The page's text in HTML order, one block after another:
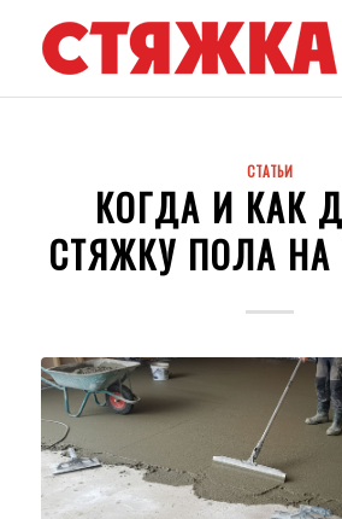
СТАТЬИ
КОГДА И КАК
СТЯЖКУ ПОЛА НА